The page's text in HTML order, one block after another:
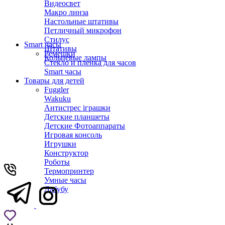
Видеосвет
Макро линза
Настольные штативы
Петличный микрофон
Стилус
Штативы
Кольцевые лампы
Smart часы
Ремешки
Стекло и пленка для часов
Smart часы
Товары для детей
Fuggler
Wakuku
Антистрес іграшки
Детские планшеты
Детские Фотоаппараты
Игровая консоль
Игрушки
Конструктор
Роботы
Термопринтер
Умные часы
Лабубу